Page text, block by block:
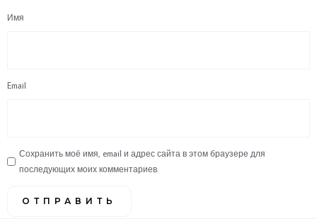
Имя
Email
Сохранить моё имя, email и адрес сайта в этом браузере для
последующих моих комментариев.